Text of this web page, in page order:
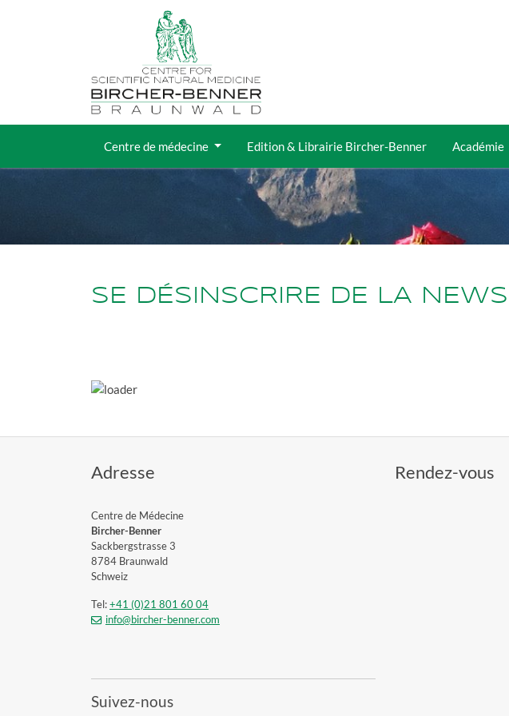
Jump directly to main navigation
Centre de médecine Edition & Librairie Bircher-Benner Académie
SE DÉSINSCRIRE DE LA
Adresse
Centre de Médecine
Bircher-Benner
Sackbergstrasse 3
8784 Braunwald
Schweiz
Tel:+41 (0)21 801 60 04
info@bircher-benner.com
Suivez-nous
Rendez-vous